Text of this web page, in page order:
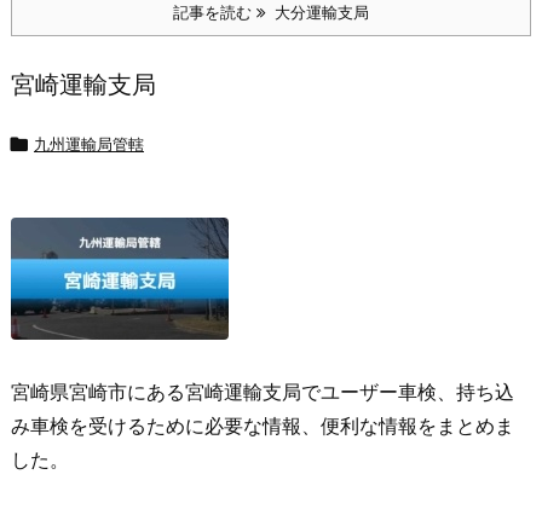
記事を読む 大分運輸支局
宮崎運輸支局
 九州運輸局管轄
宮崎県宮崎市にある宮崎運輸支局でユーザー車検、持ち込
み車検を受けるために必要な情報、便利な情報をまとめま
した。